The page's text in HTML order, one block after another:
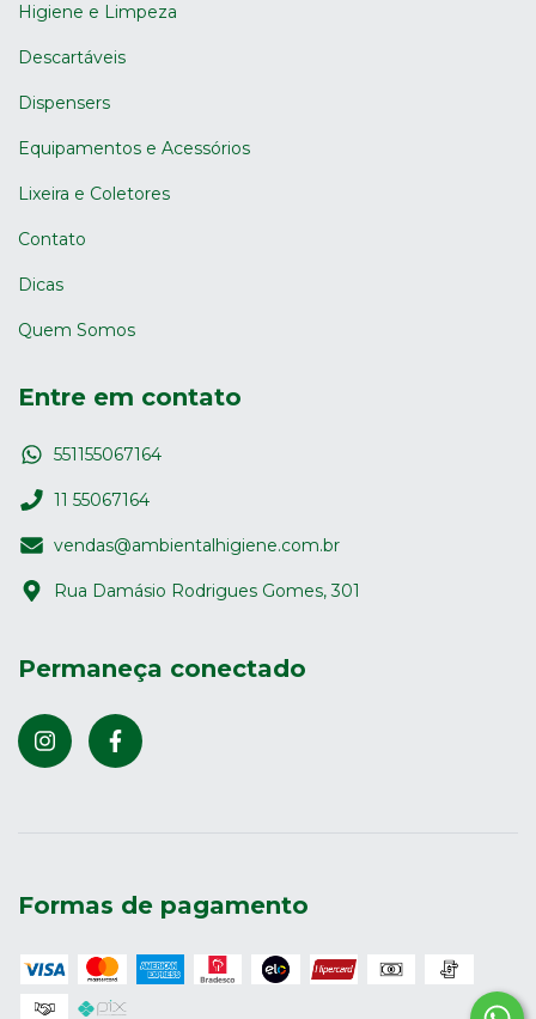
Higiene e Limpeza
Descartáveis
Dispensers
Equipamentos e Acessórios
Lixeira e Coletores
Contato
Dicas
Quem Somos
Entre em contato
551155067164
11 55067164
vendas@ambientalhigiene.com.br
Rua Damásio Rodrigues Gomes, 301
Permaneça conectado
Formas de pagamento